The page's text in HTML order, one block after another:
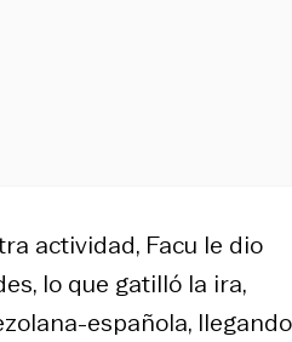
actividad, Facu le dio
lo que gatilló la ira,
española, llegando